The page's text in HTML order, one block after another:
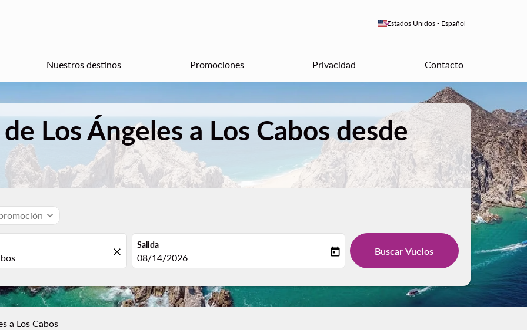
Estados Unidos - Español
keyboard_arrow_down
Nuestros destinos Promociones Privacidad Contacto
Los Ángeles a Los Cabos desde
expand_more
close
Salida
fc-booking-departure-date-aria-label
08/14/2026 today Buscar Vuelos
a Los Cabos